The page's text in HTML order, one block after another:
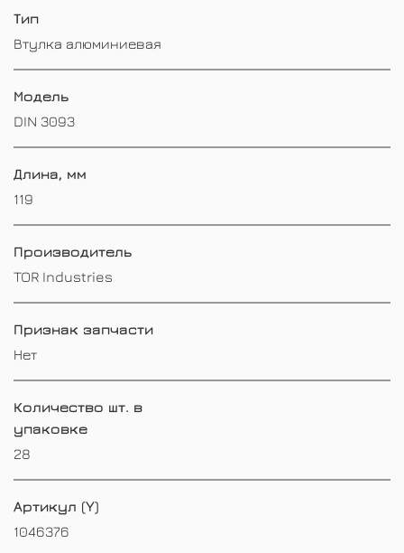
Тип
Втулка алюминиевая
Модель
DIN 3093
Длина, мм
119
Производитель
TOR Industries
Признак запчасти
Нет
Количество шт. в
упаковке
28
Артикул (Y)
1046376